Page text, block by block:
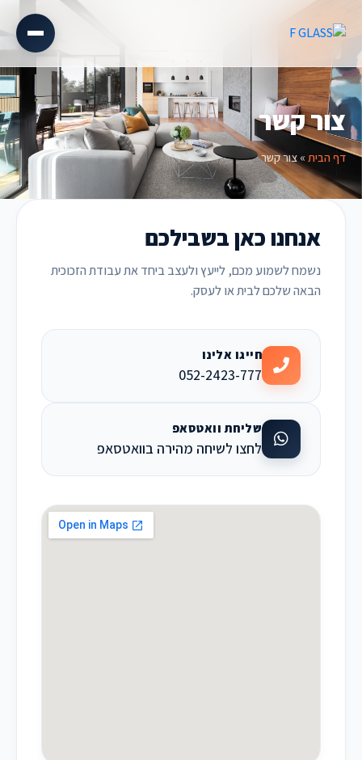
צור קשר
דף הבית » צור קשר
אנחנו כאן בשבילכם
נשמח לשמוע מכם, לייעץ ולעצב ביחד את עבודת הזכוכית
הבאה שלכם לבית או לעסק.
חייגו אלינו
052-2423-777
שליחת וואטסאפ
לחצו לשיחה מהירה בוואטסאפ